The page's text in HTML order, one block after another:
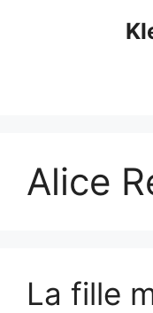
Alice
La fille